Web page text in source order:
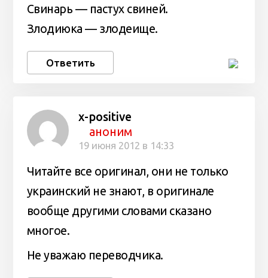
Свинарь — пастух свиней.
Злодиюка — злодеище.
Ответить
x-positive
аноним
19 июня 2012 в 14:33
Читайте все оригинал, они не только
украинский не знают, в оригинале
вообще другими словами сказано
многое.
Не уважаю переводчика.